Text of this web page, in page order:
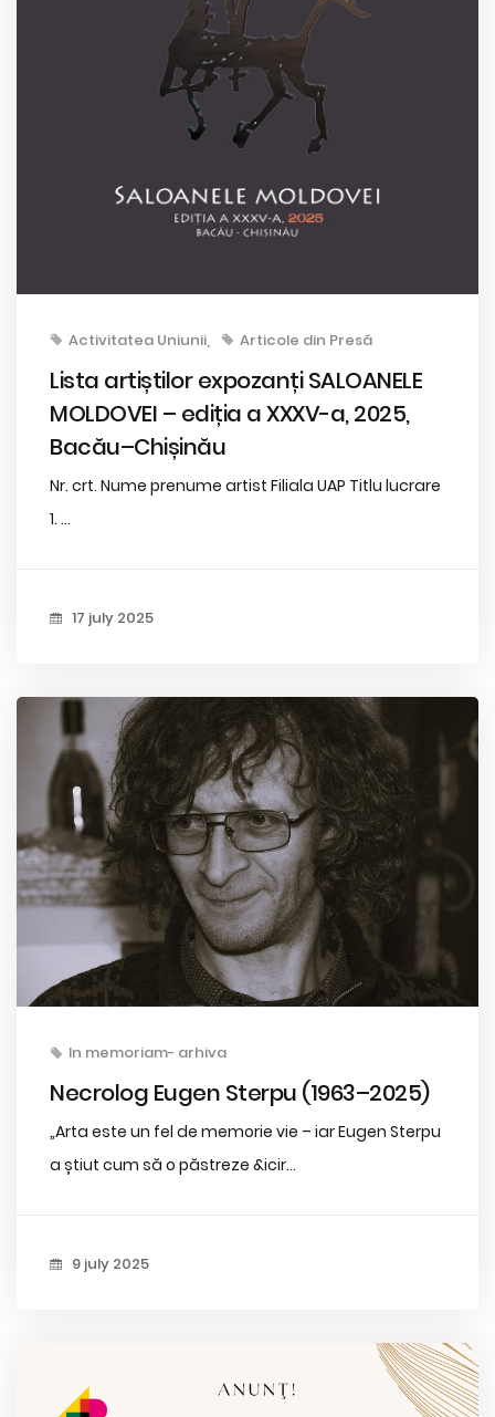
Activitatea Uniunii Articole din Presă
Lista artiștilor expozanți SALOANELE
MOLDOVEI – ediția a XXXV-a, 2025,
Bacău–Chișinău
Nr. crt. Nume prenume artist Filiala UAP Titlu lucrare
1. ...
17 july 2025
In memoriam- arhiva
Necrolog Eugen Sterpu (1963–2025)
„Arta este un fel de memorie vie – iar Eugen Sterpu
a știut cum să o păstreze &icir...
9 july 2025